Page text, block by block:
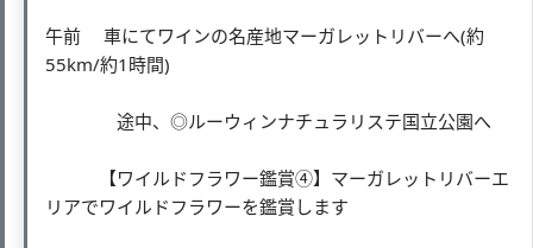
午前 車にてワインの名産地マーガレットリバーへ(約
55km/約1時間)
途中、◎ルーウィンナチュラリステ国立公園へ
【ワイルドフラワー鑑賞④】マーガレットリバーエ
リアでワイルドフラワーを鑑賞します